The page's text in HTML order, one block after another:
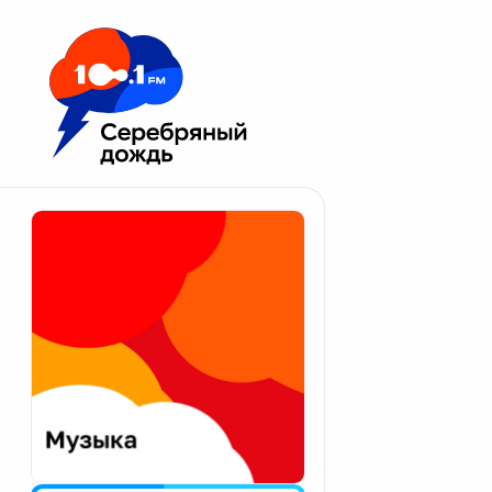
Москва 100.1 FM
Апатиты
Екатеринбург
Калининград
Калуга